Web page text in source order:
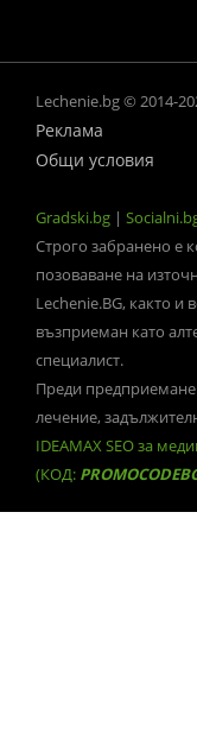
Lechenie.bg © 2014-
Реклама
Общи условия
Gradski.bg |
Строго забранено е
позоваване на
Lechenie.BG, както и
възприеман като
специалист.
Преди предприемане
лечение,
IDEAMAX SEO за
(КОД: